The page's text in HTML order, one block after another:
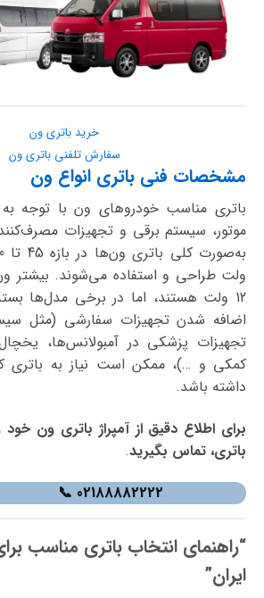
خرید باتری ون
سفارش تلفنی باتری ون
مشخصات فنی باتری انواع ون
باتری مناسب خودروهای ون با توجه
موتور، سیستم برقی و تجهیزات
ولت طراحی و استفاده می‌شوند. بیشتر
12 ولت هستند، اما در برخی مدل‌ها
اضافه شدن تجهیزات سفارشی (مثل
تجهیزات پزشکی در آمبولانس‌ها،
کمکی و …)، ممکن است نیاز به باتری
داشته باشد.
برای اطلاع دقیق از آمپراژ باتری ون
باتری، تماس بگیرید.
02188882222 📞
“راهنمای انتخاب باتری مناسب
ایران”